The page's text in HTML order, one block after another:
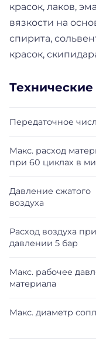
красок, лаков,
вязкости на
спирита,
красок,
Передаточное
Макс. расход
при 60 циклах в
Давление сжатого
воздуха
Расход воздуха при
давлении 5 бар
Макс. рабочее
материала
Макс. диаметр